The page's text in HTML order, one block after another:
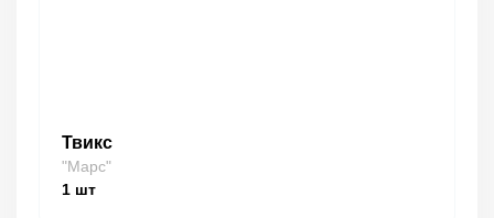
Твикс
"Марс"
1 шт